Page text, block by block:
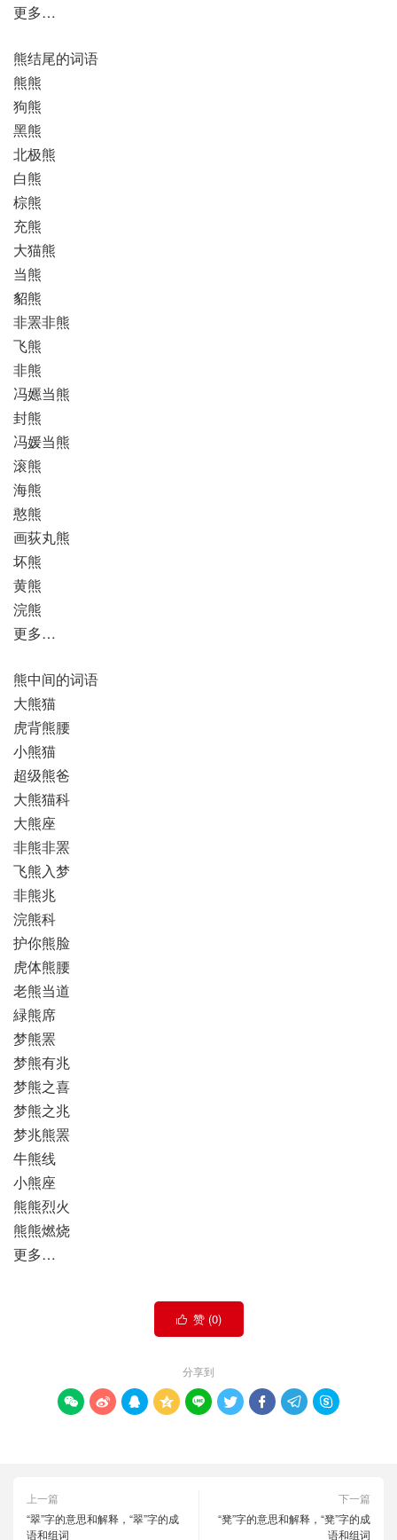
更多…
熊结尾的词语
熊熊
狗熊
黑熊
北极熊
白熊
棕熊
充熊
大猫熊
当熊
貂熊
非罴非熊
飞熊
非熊
冯嬺当熊
封熊
冯媛当熊
滚熊
海熊
憨熊
画荻丸熊
坏熊
黄熊
浣熊
更多…
熊中间的词语
大熊猫
虎背熊腰
小熊猫
超级熊爸
大熊猫科
大熊座
非熊非罴
飞熊入梦
非熊兆
浣熊科
护你熊脸
虎体熊腰
老熊当道
緑熊席
梦熊罴
梦熊有兆
梦熊之喜
梦熊之兆
梦兆熊罴
牛熊线
小熊座
熊熊烈火
熊熊燃烧
更多…
 赞 (0)
分享到
        
上一篇
“翠”字的意思和解释，“翠”字的成
语和组词
下一篇
“凳”字的意思和解释，“凳”字的成
语和组词